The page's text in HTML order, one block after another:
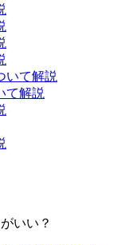
いて解説
て解説
いい？